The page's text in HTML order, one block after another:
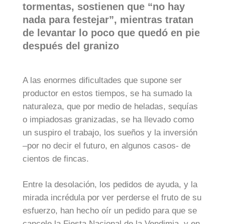
tormentas, sostienen que “no hay
nada para festejar”, mientras tratan
de levantar lo poco que quedó en pie
después del granizo
A las enormes dificultades que supone ser
productor en estos tiempos, se ha sumado la
naturaleza, que por medio de heladas, sequías
o impiadosas granizadas, se ha llevado como
un suspiro el trabajo, los sueños y la inversión
–por no decir el futuro, en algunos casos- de
cientos de fincas.
Entre la desolación, los pedidos de ayuda, y la
mirada incrédula por ver perderse el fruto de su
esfuerzo, han hecho oír un pedido para que se